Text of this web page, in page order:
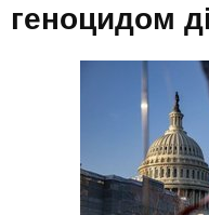
геноцидом